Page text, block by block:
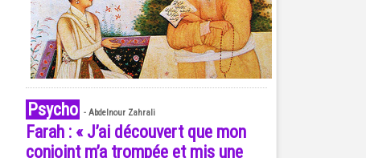
Psycho - Abdelnour Zahrali
Farah : « J’ai découvert que mon
conjoint m’a trompée et mis une